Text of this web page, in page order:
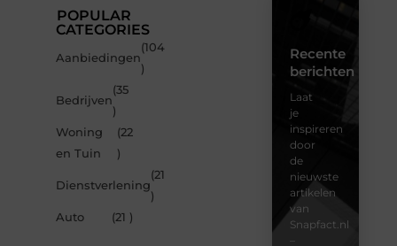
POPULAR
CATEGORIES
Aanbiedingen
(104
)
Bedrijven
(35
)
Woning
en Tuin
(22
)
Dienstverlening
(21
)
Auto
(21 )
Recente
berichten
Laat
je
inspireren
door
de
nieuwste
artikelen
van
Snapfact.nl
–